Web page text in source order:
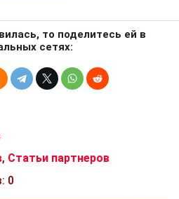
то поделитесь ей в
сетях:
, Статьи партнеров
0